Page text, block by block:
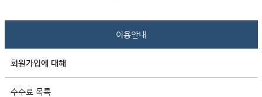
이용안내
회원가입에 대해
수수료 목록